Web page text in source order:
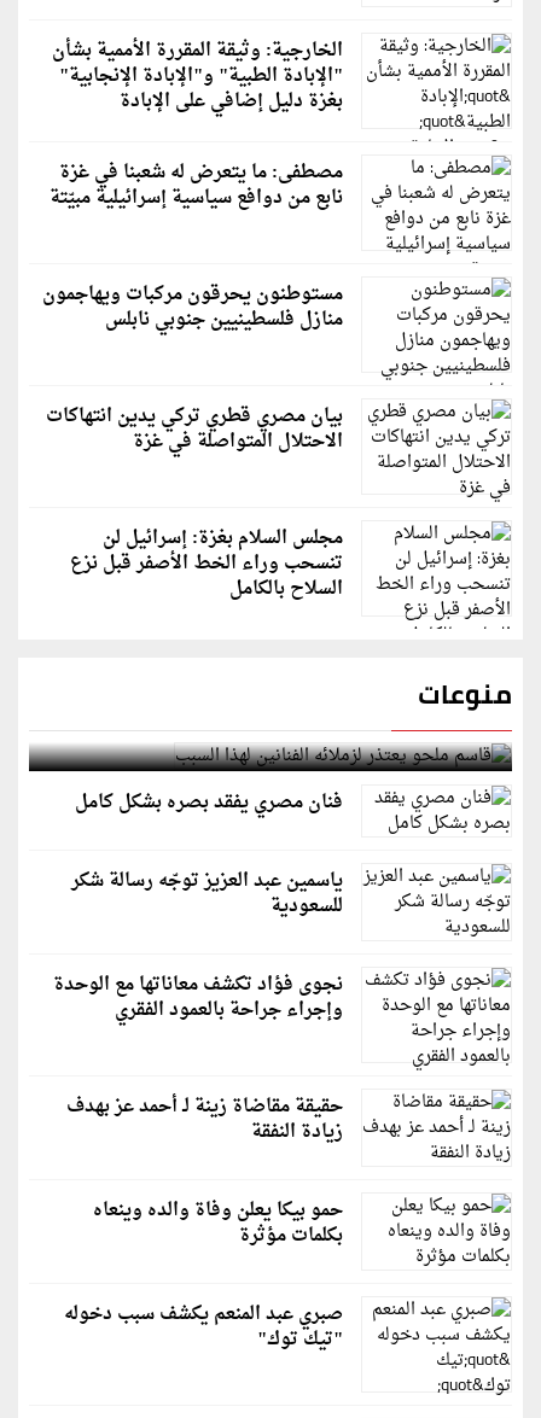
الخارجية: وثيقة المقررة الأممية بشأن
"الإبادة الطبية" و"الإبادة الإنجابية"
بغزة دليل إضافي على الإبادة
مصطفى: ما يتعرض له شعبنا في غزة
نابع من دوافع سياسية إسرائيلية مبيّتة
مستوطنون يحرقون مركبات ويهاجمون
منازل فلسطينيين جنوبي نابلس
بيان مصري قطري تركي يدين انتهاكات
الاحتلال المتواصلة في غزة
مجلس السلام بغزة: إسرائيل لن
تنسحب وراء الخط الأصفر قبل نزع
السلاح بالكامل
منوعات
قاسم ملحو يعتذر لزملائه الفنانين لهذا السبب
فنان مصري يفقد بصره بشكل كامل
ياسمين عبد العزيز توجّه رسالة شكر
للسعودية
نجوى فؤاد تكشف معاناتها مع الوحدة
وإجراء جراحة بالعمود الفقري
حقيقة مقاضاة زينة لـ أحمد عز بهدف
زيادة النفقة
حمو بيكا يعلن وفاة والده وينعاه
بكلمات مؤثرة
صبري عبد المنعم يكشف سبب دخوله
"تيك توك"